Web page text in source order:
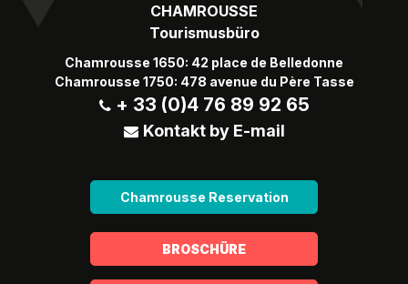
CHAMROUSSE
Tourismusbüro
Chamrousse 1650: 42 place de Belledonne
Chamrousse 1750: 478 avenue du Père Tasse
+ 33 (0)4 76 89 92 65
Kontakt by E-mail
Chamrousse Reservation
BROSCHÜRE